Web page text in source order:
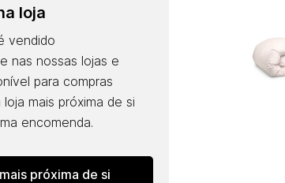
loja
vendido
nas nossas lojas e
para compras
mais próxima de si
encomenda.
próxima de si